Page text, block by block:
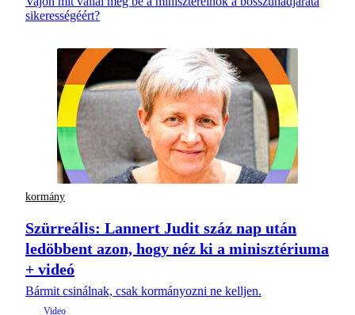
sikerességéért?
kormány
Szürreális: Lannert Judit száz nap után
ledöbbent azon, hogy néz ki a minisztériuma
+ videó
Bármit csinálnak, csak kormányozni ne kelljen.